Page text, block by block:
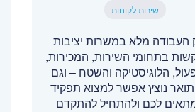
שירות לקוחות
העבודה מלא במשרות יציבות
בתחומי השירות, המכירות,
הלוגיסטיקה והשטח – וגם
תואר נוצץ אפשר למצוא תפקיד
לכם ולהתחיל להתקדם